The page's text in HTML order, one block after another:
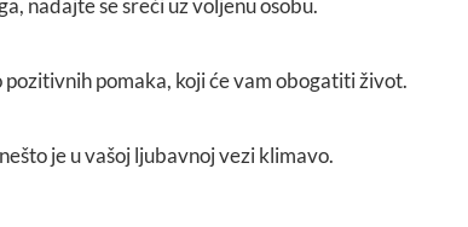
nadajte se sreći uz voljenu osobu.
pomaka, koji će vam obogatiti život.
je u vašoj ljubavnoj vezi klimavo.